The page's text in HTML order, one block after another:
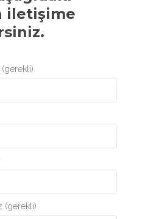
iletişime
(gerekli)
(gerekli)